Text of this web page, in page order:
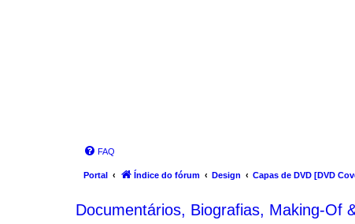
FAQ
Portal Índice do fórum Design Capas de DVD [DVD
Documentários, Biografias, Making-Of